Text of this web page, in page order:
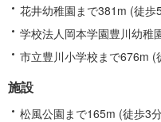
花井幼稚園まで381m (徒歩
学校法人岡本学園豊川幼稚
市立豊川小学校まで676m (
施設
松風公園まで165m (徒歩3